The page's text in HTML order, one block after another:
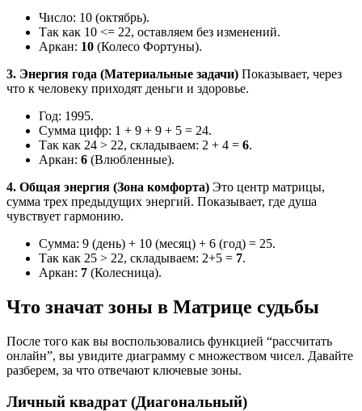
Число: 10 (октябрь).
Так как 10 <= 22, оставляем без изменений.
Аркан: 10 (Колесо Фортуны).
3. Энергия года (Материальные задачи) Показывает, через
что к человеку приходят деньги и здоровье.
Год: 1995.
Сумма цифр: 1 + 9 + 9 + 5 = 24.
Так как 24 > 22, складываем: 2 + 4 = 6.
Аркан: 6 (Влюбленные).
4. Общая энергия (Зона комфорта) Это центр матрицы,
сумма трех предыдущих энергий. Показывает, где душа
чувствует гармонию.
Сумма: 9 (день) + 10 (месяц) + 6 (год) = 25.
Так как 25 > 22, складываем: 2+5 = 7.
Аркан: 7 (Колесница).
Что значат зоны в Матрице судьбы
После того как вы воспользовались функцией “рассчитать
онлайн”, вы увидите диаграмму с множеством чисел. Давайте
разберем, за что отвечают ключевые зоны.
Личный квадрат (Диагональный)